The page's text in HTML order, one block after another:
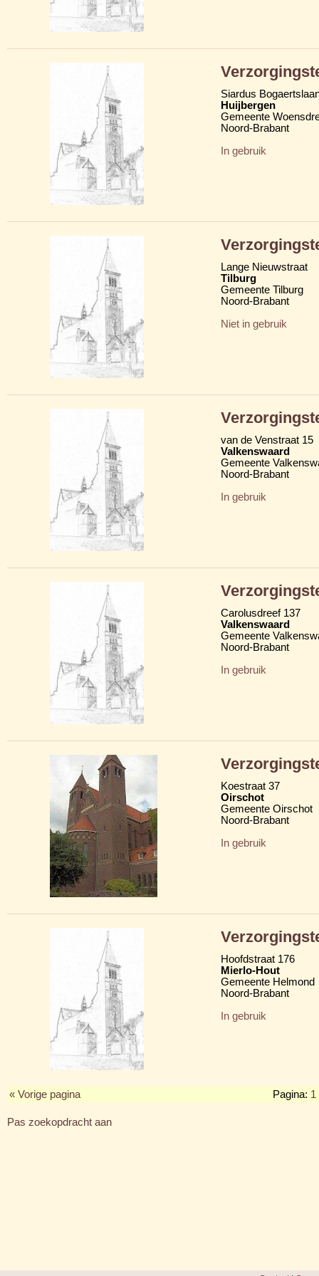
Siardus
Huijbergen
Gemeente
Noord-Brabant
In gebruik
Lange Nieuwstraat
Tilburg
Gemeente Tilburg
Noord-Brabant
Niet in gebruik
van de Venstraat 15
Valkenswaard
Gemeente
Noord-Brabant
In gebruik
Carolusdreef 137
Valkenswaard
Gemeente
Noord-Brabant
In gebruik
Koestraat 37
Oirschot
Gemeente Oirschot
Noord-Brabant
In gebruik
Hoofdstraat 176
Mierlo-Hout
Gemeente Helmond
Noord-Brabant
In gebruik
« Vorige pagina Pagina: 1
Pas zoekopdracht aan